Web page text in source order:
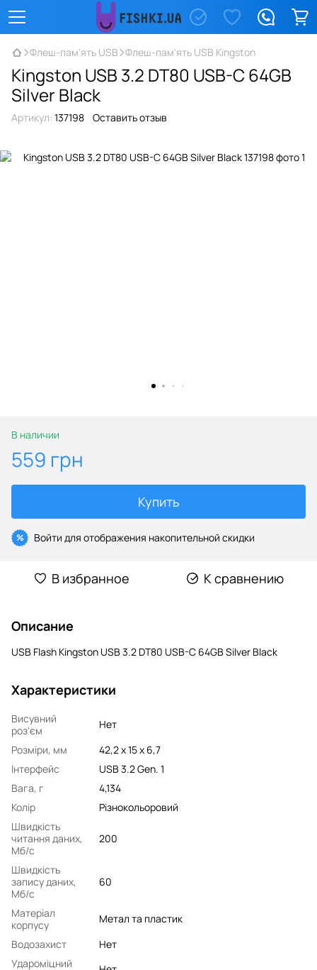
Флеш-пам'ять USB Флеш-пам'ять USB Kingston
Kingston USB 3.2 DT80 USB-C 64GB
Silver Black
Артикул: 137198 Оставить отзыв
В наличии
559 грн
Купить
% Войти для отображения накопительной скидки
В избранное К сравнению
Описание
USB Flash Kingston USB 3.2 DT80 USB-C 64GB Silver Black
Характеристики
Висувний
роз'єм
Нет
Розміри, мм
42,2 x 15 x 6,7
Інтерфейс
USB 3.2 Gen. 1
Вага, г
4,134
Колір
Різнокольоровий
Швидкість
читання даних,
Мб/с
200
Швидкість
запису даних,
Мб/с
60
Матеріал
корпусу
Метал та пластик
Водозахист
Нет
Удароміцний